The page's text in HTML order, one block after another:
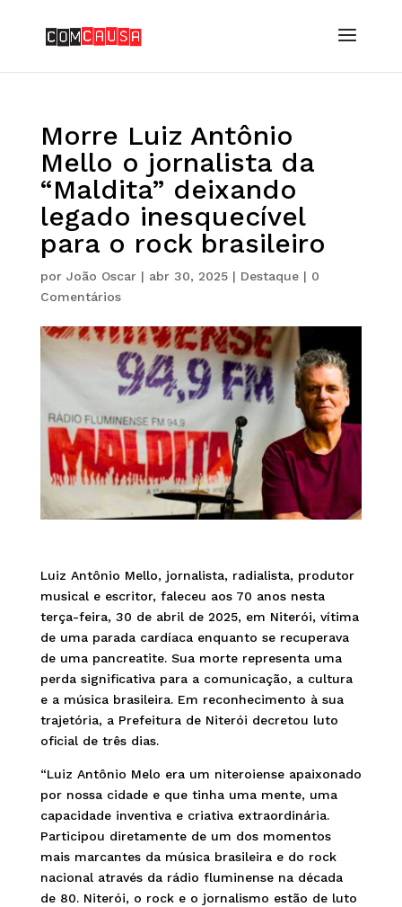
Morre Luiz Antônio
Mello o jornalista da
“Maldita” deixando
legado inesquecível
para o rock brasileiro
por João Oscar| abr 30, 2025| Destaque| 0
Comentários
Luiz Antônio Mello, jornalista, radialista, produtor
musical e escritor, faleceu aos 70 anos nesta
terça-feira, 30 de abril de 2025, em Niterói, vítima
de uma parada cardíaca enquanto se recuperava
de uma pancreatite. Sua morte representa uma
perda significativa para a comunicação, a cultura
e a música brasileira. Em reconhecimento à sua
trajetória, a Prefeitura de Niterói decretou luto
oficial de três dias.
“Luiz Antônio Melo era um niteroiense apaixonado
por nossa cidade e que tinha uma mente, uma
capacidade inventiva e criativa extraordinária.
Participou diretamente de um dos momentos
mais marcantes da música brasileira e do rock
nacional através da rádio fluminense na década
de 80. Niterói, o rock e o jornalismo estão de luto